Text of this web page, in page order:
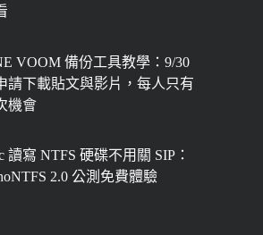
VOOM 備份工具教學：9/30
請下載貼文與影片，每人只有
機會
讀寫 NTFS 硬碟不用關 SIP：
2.0 公測免費體驗